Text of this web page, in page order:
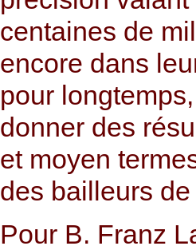
centaines de
encore dans
pour
donner des
et moyen
des bailleurs
Pour B. Franz